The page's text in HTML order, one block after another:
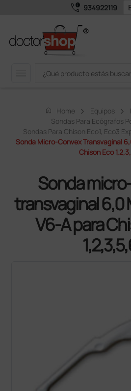
call_quality 934922119
menu
home Home Equipos
Sondas Para Ecógrafos
Sondas Para Chison Eco1, Eco3
Sonda Micro-Convex Transvaginal
Chison Eco
Sonda
transvaginal 6,0
V6-A para